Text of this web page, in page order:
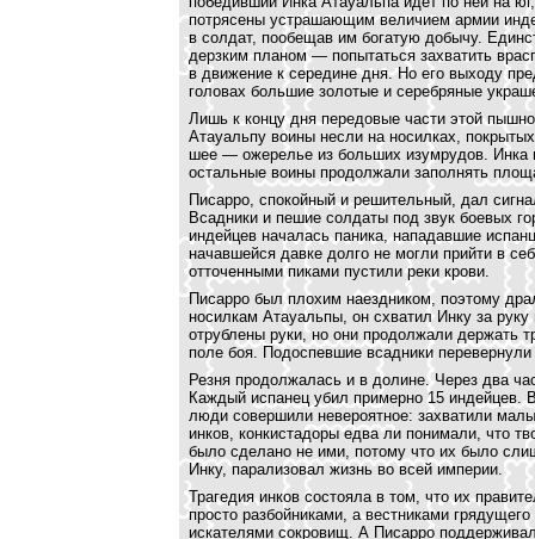
потрясены устрашающим величием армии
в солдат, пообещав им богатую добычу.
дерзким планом — попытаться захватить
в движение к середине дня. Но его выходу
головах большие золотые и серебряные
Лишь к концу дня передовые части этой
Атауальпу воины несли на носилках,
шее — ожерелье из больших изумрудов. Инка
остальные воины продолжали заполнять
Писарро, спокойный и решительный, дал
Всадники и пешие солдаты под звук боевых
индейцев началась паника, нападавшие
начавшейся давке долго не могли прийти в
отточенными пиками пустили реки крови.
Писарро был плохим наездником, поэтому
носилкам Атауальпы, он схватил Инку за
отрублены руки, но они продолжали держать
поле боя. Подоспевшие всадники
Резня продолжалась и в долине. Через два
Каждый испанец убил примерно 15 индейцев.
люди совершили невероятное: захватили
инков, конкистадоры едва ли понимали, что
было сделано не ими, потому что их было
Инку, парализовал жизнь во всей империи.
Трагедия инков состояла в том, что их
просто разбойниками, а вестниками
искателями сокровищ. А Писарро